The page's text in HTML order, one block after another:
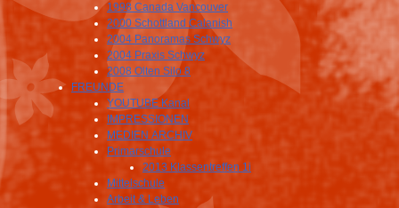
1998 Canada Vancouver
2000 Schottland Calanish
2004 Panoramas Schwyz
2004 Praxis Schwyz
2008 Olten Silo 8
FREUNDE
YOUTUBE Kanal
IMPRESSIONEN
MEDIEN ARCHIV
Primarschule
2013 Klassentreffen 1i
Mittelschule
Arbeit & Leben